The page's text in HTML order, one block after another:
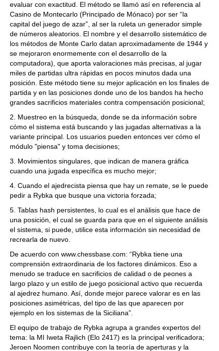
evaluar con exactitud. El método se llamó así en referencia al
Casino de Montecarlo (Principado de Mónaco) por ser “la
capital del juego de azar”, al ser la ruleta un generador simple
de números aleatorios. El nombre y el desarrollo sistemático de
los métodos de Monte Carlo datan aproximadamente de 1944 y
se mejoraron enormemente con el desarrollo de la
computadora), que aporta valoraciones más precisas, al jugar
miles de partidas ultra rápidas en pocos minutos dada una
posición. Este método tiene su mejor aplicación en los finales de
partida y en las posiciones donde uno de los bandos ha hecho
grandes sacrificios materiales contra compensación posicional;
2. Muestreo en la búsqueda, donde se da información sobre
cómo el sistema está buscando y las jugadas alternativas a la
variante principal. Los usuarios pueden entonces ver cómo el
módulo "piensa" y toma decisiones;
3. Movimientos singulares, que indican de manera gráfica
cuando una jugada específica es mucho mejor;
4. Cuando el ajedrecista piensa que hay un remate, se le puede
pedir a Rybka que busque una victoria forzada;
5. Tablas hash persistentes, lo cual es el análisis que hace de
una posición, el cual se guarda para que en el siguiente análisis
el sistema, si puede, utilice esta información sin necesidad de
recrearla de nuevo.
De acuerdo con www.chessbase.com: “Rybka tiene una
comprensión extraordinaria de los factores dinámicos. Eso a
menudo se traduce en sacrificios de calidad o de peones a
largo plazo y un estilo de juego posicional activo que recuerda
al ajedrez humano. Así, donde mejor parece valorar es en las
posiciones asimétricas, del tipo de las que aparecen por
ejemplo en los sistemas de la Siciliana”.
El equipo de trabajo de Rybka agrupa a grandes expertos del
tema: la MI Iweta Rajlich (Elo 2417) es la principal verificadora;
Jeroen Noomen contribuye con la teoría de aperturas y la